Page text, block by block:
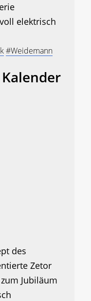
elektrisch
#Weidemann
des
Zetor
Jubiläum